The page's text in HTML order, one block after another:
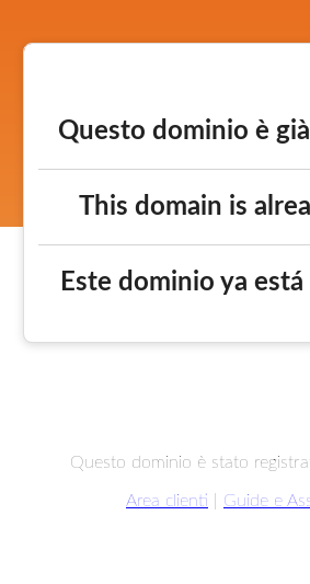
Questo dominio è
This domain is
Este dominio ya
Questo dominio è stato
Area clienti Guide e